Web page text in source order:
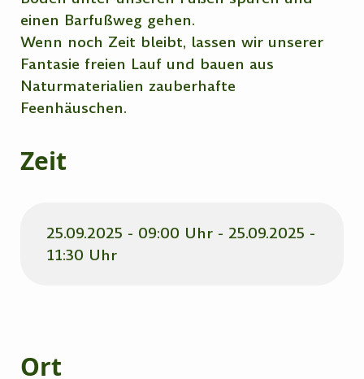
einen Barfußweg gehen.
Wenn noch Zeit bleibt, lassen wir unserer
Fantasie freien Lauf und bauen aus
Naturmaterialien zauberhafte
Feenhäuschen.
Zeit
25.09.2025 - 09:00 Uhr - 25.09.2025 -
11:30 Uhr
Ort